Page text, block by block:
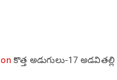
onకొత్త అడుగులు-17 అడవితల్లి